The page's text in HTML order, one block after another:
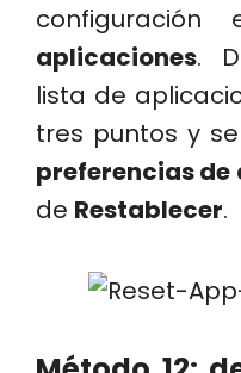
aplicaciones.
lista de
tres puntos y
preferencias
de Restablecer.